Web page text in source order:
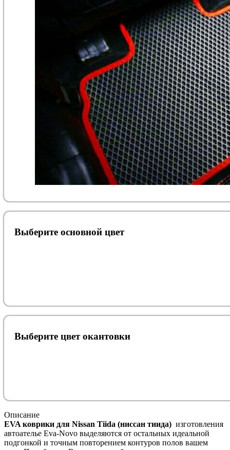
Выберите oсновной цвет
Выберите цвет окантовки
Описание
EVA коврики для Nissan Tiida (ниссан тиида) изготовления
автоателье Eva-Novo выделяются от остальных идеальной
подгонкой и точным повторением контуров полов вашем